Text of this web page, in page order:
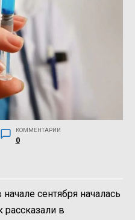
КОММЕНТАРИИ
0
сентября началась
рассказали в